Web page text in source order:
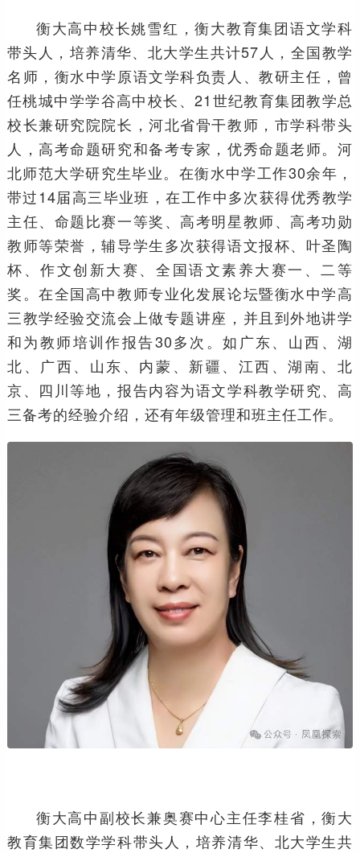
衡大高中校长姚雪红，衡大教育集团语文学科
带头人，培养清华、北大学生共计57人，全国教学
名师，衡水中学原语文学科负责人、教研主任，曾
任桃城中学学谷高中校长、21世纪教育集团教学总
校长兼研究院院长，河北省骨干教师，市学科带头
人，高考命题研究和备考专家，优秀命题老师。河
北师范大学研究生毕业。在衡水中学工作30余年，
带过14届高三毕业班，在工作中多次获得优秀教学
主任、命题比赛一等奖、高考明星教师、高考功勋
教师等荣誉，辅导学生多次获得语文报杯、叶圣陶
杯、作文创新大赛、全国语文素养大赛一、二等
奖。在全国高中教师专业化发展论坛暨衡水中学高
三教学经验交流会上做专题讲座，并且到外地讲学
和为教师培训作报告30多次。如广东、山西、湖
北、广西、山东、内蒙、新疆、江西、湖南、北
京、四川等地，报告内容为语文学科教学研究、高
三备考的经验介绍，还有年级管理和班主任工作。
衡大高中副校长兼奥赛中心主任李桂省，衡大
教育集团数学学科带头人，培养清华、北大学生共